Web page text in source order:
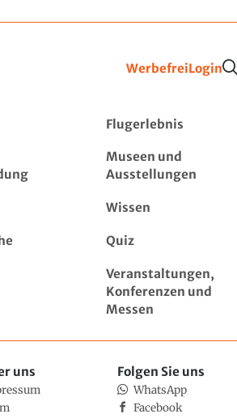
WerbefreiLogin
Flugerlebnis
Museen und
Ausstellungen
Wissen
Quiz
Veranstaltungen,
Konferenzen und
Messen
uns Folgen Sie uns
WhatsApp
Facebook